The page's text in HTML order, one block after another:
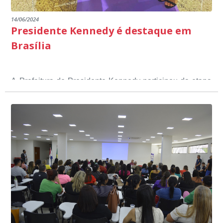
14/06/2024
Presidente Kennedy é destaque em
Brasília
A Prefeitura de Presidente Kennedy participou da etapa
nacional do 12º Prêmio Sebrae Prefeitura
Empreendedora, que visou valorizar e destacar o papel
dos gestores públicos comprometidos com o
desenvolvimento socioeconômico dos municípios, a
partir de iniciativas que estimulam o empreendedorismo,
a competitividade dos pequenos negócios e a
modernização da gestão pública local. O evento
aconteceu nesta terça-feira (11) em Brasília.
O município, conquistou o primeiro lugar na etapa
estadual, sendo premiado com o troféu ouro, na